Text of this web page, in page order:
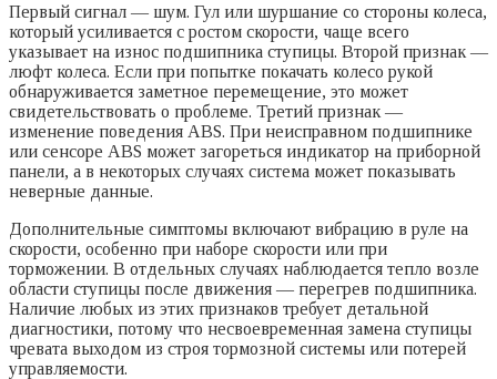
Первый сигнал — шум. Гул или шуршание со стороны колеса,
который усиливается с ростом скорости, чаще всего
указывает на износ подшипника ступицы. Второй признак —
люфт колеса. Если при попытке покачать колесо рукой
обнаруживается заметное перемещение, это может
свидетельствовать о проблеме. Третий признак —
изменение поведения ABS. При неисправном подшипнике
или сенсоре ABS может загореться индикатор на приборной
панели, а в некоторых случаях система может показывать
неверные данные.
Дополнительные симптомы включают вибрацию в руле на
скорости, особенно при наборе скорости или при
торможении. В отдельных случаях наблюдается тепло возле
области ступицы после движения — перегрев подшипника.
Наличие любых из этих признаков требует детальной
диагностики, потому что несвоевременная замена ступицы
чревата выходом из строя тормозной системы или потерей
управляемости.